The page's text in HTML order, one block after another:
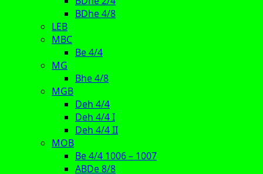
BDhe 4/8
LEB
MBC
Be 4/4
MG
Bhe 4/8
MGB
Deh 4/4
Deh 4/4 I
Deh 4/4 II
MOB
Be 4/4 1006 – 1007
ABDe 8/8